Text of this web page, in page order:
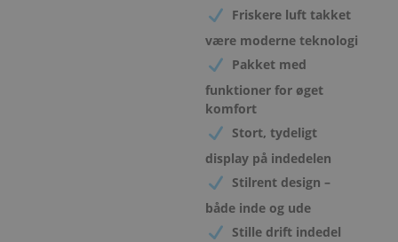
Friskere luft takket
være moderne teknologi
Pakket med
funktioner for øget
komfort
Stort, tydeligt
display på indedelen
Stilrent design –
både inde og ude
Stille drift indedel